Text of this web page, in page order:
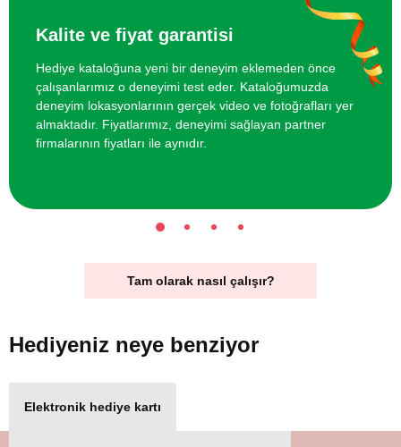
Kalite ve fiyat garantisi
Hediye kataloğuna yeni bir deneyim eklemeden önce
çalışanlarımız o deneyimi test eder. Kataloğumuzda
deneyim lokasyonlarının gerçek video ve fotoğrafları yer
almaktadır. Fiyatlarımız, deneyimi sağlayan partner
firmalarının fiyatları ile aynıdır.
Tam olarak nasıl çalışır?
Hediyeniz neye benziyor
Elektronik hediye kartı